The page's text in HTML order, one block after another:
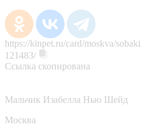
https://kinpet.ru/card/moskva/
121483/
Ссылка скопирована
Мальчик Изабелла Нью Шейд
Москва